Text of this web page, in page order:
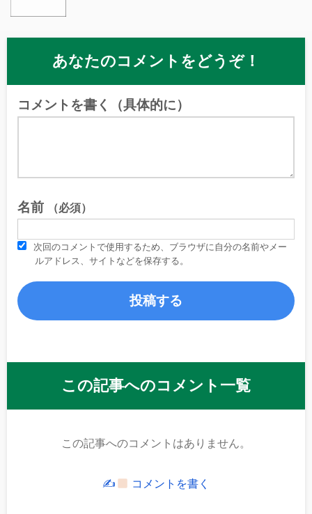
あなたのコメントをどうぞ！
コメントを書く（具体的に）
名前 （必須）
次回のコメントで使用するため、ブラウザに自分の名前やメー
ルアドレス、サイトなどを保存する。
この記事へのコメント一覧
この記事へのコメントはありません。
✍ コメントを書く